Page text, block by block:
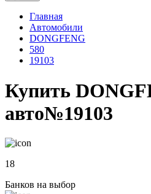
Главная
Автомобили
DONGFENG
580
19103
Купить
авто№19103
18
Банков на выбор